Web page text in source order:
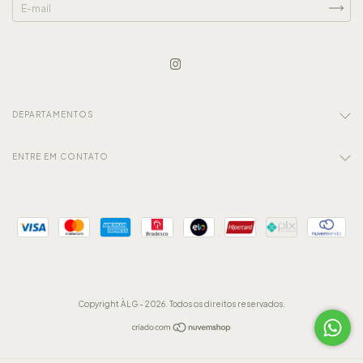
DEPARTAMENTOS
ENTRE EM CONTATO
Copyright ÀLG - 2026. Todos os direitos reservados.